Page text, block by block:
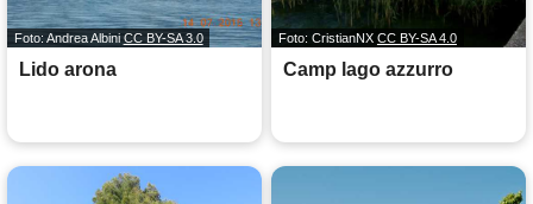
Foto: Andrea Albini CC BY-SA 3.0
Lido arona
Foto: CristianNX CC BY-SA 4.0
Camp lago azzurro